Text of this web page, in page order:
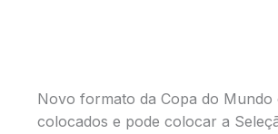
Novo formato da Copa do
colocados e pode colocar a